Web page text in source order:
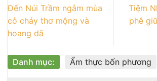
Đến Núi Trầm ngắm mùa
cỏ cháy thơ mộng và
hoang dã
Tiệm
phê
Danh mục: Ẩm thực bốn phương